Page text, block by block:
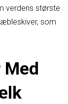
verdens største
som